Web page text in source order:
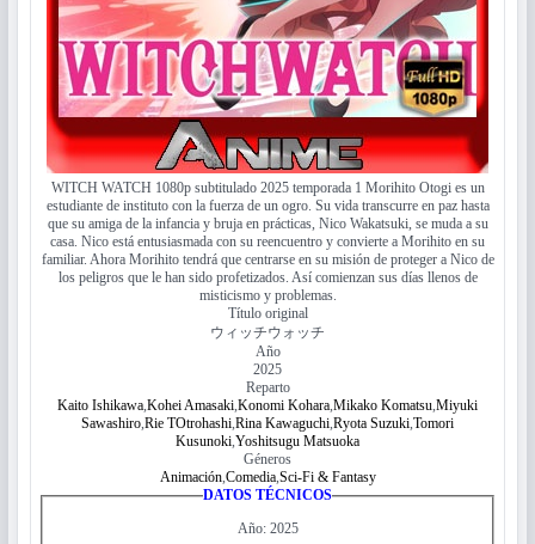
WITCH WATCH 1080p subtitulado 2025 temporada 1 Morihito Otogi es un
estudiante de instituto con la fuerza de un ogro. Su vida transcurre en paz hasta
que su amiga de la infancia y bruja en prácticas, Nico Wakatsuki, se muda a su
casa. Nico está entusiasmada con su reencuentro y convierte a Morihito en su
familiar. Ahora Morihito tendrá que centrarse en su misión de proteger a Nico de
los peligros que le han sido profetizados. Así comienzan sus días llenos de
misticismo y problemas.
Título original
ウィッチウォッチ
Año
2025
Reparto
Kaito Ishikawa,Kohei Amasaki,Konomi Kohara,Mikako Komatsu,Miyuki
Sawashiro,Rie TOtrohashi,Rina Kawaguchi,Ryota Suzuki,Tomori
Kusunoki,Yoshitsugu Matsuoka
Géneros
Animación,Comedia,Sci-Fi & Fantasy
DATOS TÉCNICOS
Año: 2025